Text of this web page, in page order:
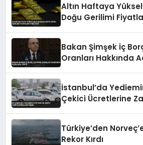
Altın Haftaya
Doğu Gerilimi
Bakan Şimşek İç
Oranları Hakkında
İstanbul’da
Çekici Ücretlerine
Türkiye’den
Rekor Kırdı